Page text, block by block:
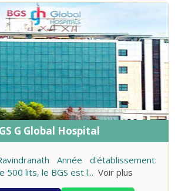
G Global Hospital
Année d'établissement:
500 lits, le BGS est l... Voir plus